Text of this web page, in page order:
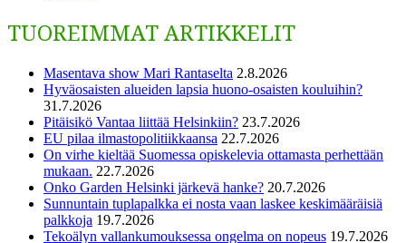
TUOREIMMAT ARTIKKELIT
Masentava show Mari Rantaselta 2.8.2026
Hyväosaisten alueiden lapsia huono-osaisten kouluihin?
31.7.2026
Pitäisikö Vantaa liittää Helsinkiin? 23.7.2026
EU pilaa ilmastopolitiikkaansa 22.7.2026
On virhe kieltää Suomessa opiskelevia ottamasta perhettään
mukaan. 22.7.2026
Onko Garden Helsinki järkevä hanke? 20.7.2026
Sunnuntain tuplapalkka ei nosta vaan laskee keskimääräisiä
palkkoja 19.7.2026
Tekoälyn vallankumouksessa ongelma on nopeus 19.7.2026